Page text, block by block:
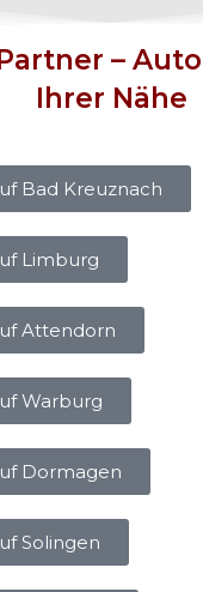
–
Ihrer Nähe
Bad Kreuznach
Limburg
Attendorn
Warburg
Dormagen
Solingen